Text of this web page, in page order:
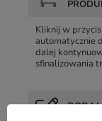
Kliknij w
automatycznie
dalej
sfinalizowania